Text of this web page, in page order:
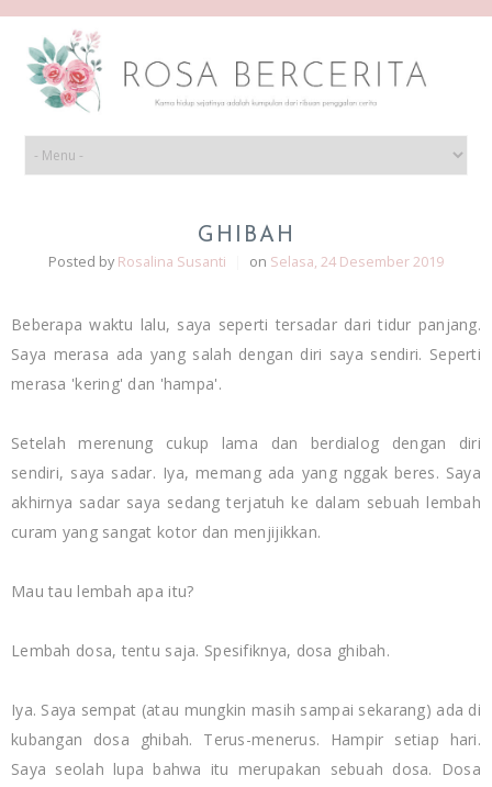
GHIBAH
Posted by Rosalina Susanti on Selasa, 24 Desember 2019
Beberapa waktu lalu, saya seperti tersadar dari tidur panjang.
Saya merasa ada yang salah dengan diri saya sendiri. Seperti
merasa 'kering' dan 'hampa'.
Setelah merenung cukup lama dan berdialog dengan diri
sendiri, saya sadar. Iya, memang ada yang nggak beres. Saya
akhirnya sadar saya sedang terjatuh ke dalam sebuah lembah
curam yang sangat kotor dan menjijikkan.
Mau tau lembah apa itu?
Lembah dosa, tentu saja. Spesifiknya, dosa ghibah.
Iya. Saya sempat (atau mungkin masih sampai sekarang) ada di
kubangan dosa ghibah. Terus-menerus. Hampir setiap hari.
Saya seolah lupa bahwa itu merupakan sebuah dosa. Dosa